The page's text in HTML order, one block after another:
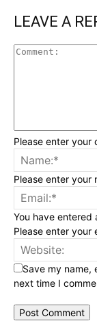
LEAVE A
Please enter your
Please enter your
You have entered
Please enter your
Save my name,
next time I